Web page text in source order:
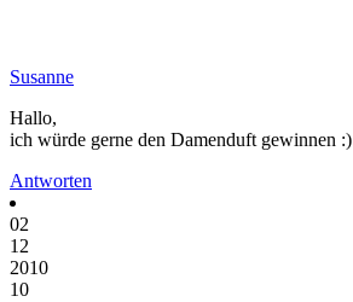
Susanne
Hallo,
ich würde gerne den Damenduft gewinnen :)
Antworten
02
12
2010
10